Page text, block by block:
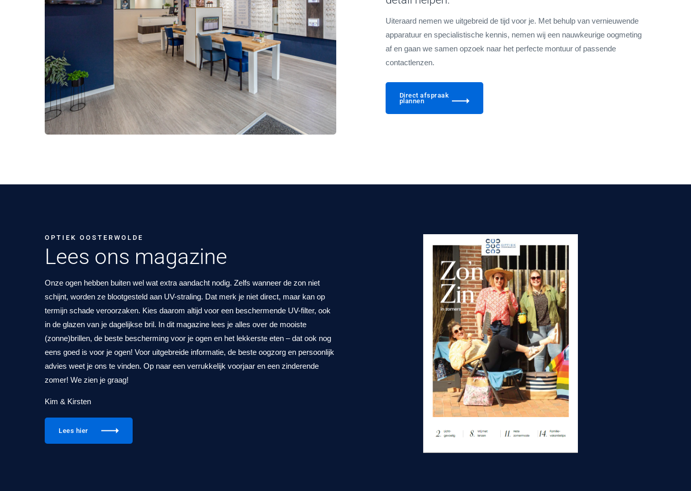
Uiteraard nemen we uitgebreid de tijd voor je. Met behulp van vernieuwende
apparatuur en specialistische kennis, nemen wij een nauwkeurige oogmeting
af en gaan we samen opzoek naar het perfecte montuur of passende
contactlenzen.
Direct afspraak
plannen
OPTIEK OOSTERWOLDE
Lees ons magazine
Onze ogen hebben buiten wel wat extra aandacht nodig. Zelfs wanneer de zon niet
schijnt, worden ze blootgesteld aan UV-straling. Dat merk je niet direct, maar kan op
termijn schade veroorzaken. Kies daarom altijd voor een beschermende UV-filter, ook
in de glazen van je dagelijkse bril. In dit magazine lees je alles over de mooiste
(zonne)brillen, de beste bescherming voor je ogen en het lekkerste eten – dat ook nog
eens goed is voor je ogen! Voor uitgebreide informatie, de beste oogzorg en persoonlijk
advies weet je ons te vinden. Op naar een verrukkelijk voorjaar en een zinderende
zomer! We zien je graag!
Kim & Kirsten
Lees hier